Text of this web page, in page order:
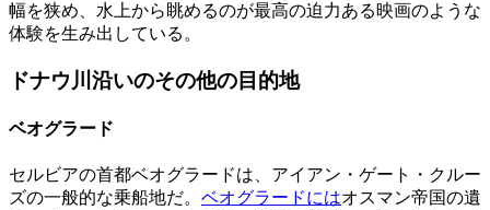
幅を狭め、水上から眺めるのが最高の迫力ある映画のような
体験を生み出している。
ドナウ川沿いのその他の目的地
ベオグラード
セルビアの首都ベオグラードは、アイアン・ゲート・クルー
ズの一般的な乗船地だ。 ベオグラードにはオスマン帝国の遺